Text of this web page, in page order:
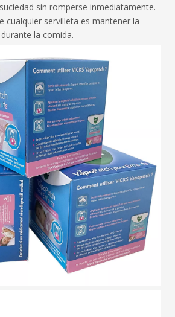
sin romperse inmediatamente.
cualquier servilleta es mantener la
la comida.